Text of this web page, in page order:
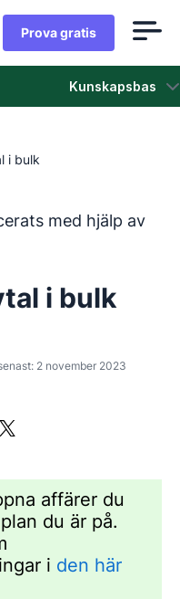
Prova gratis
Kunskapsbas
i bulk
med hjälp av
med hjälp av
i bulk
2 november 2023
affärer du
du är på.
i den här